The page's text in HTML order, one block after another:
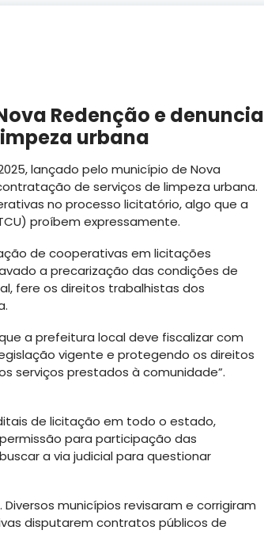
Redenção e denuncia
urbana
lançado pelo município de Nova
de serviços de limpeza urbana.
no processo licitatório, algo que a
proíbem expressamente.
de cooperativas em licitações
a precarização das condições de
fere os direitos trabalhistas dos
a prefeitura local deve fiscalizar com
vigente e protegendo os direitos
serviços prestados à comunidade”.
de licitação em todo o estado,
para participação das
a via judicial para questionar
municípios revisaram e corrigiram
disputarem contratos públicos de